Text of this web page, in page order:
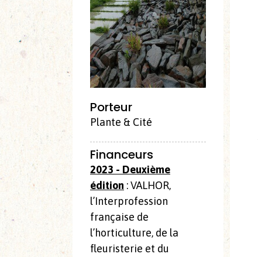
Porteur
Plante & Cité
Financeurs
2023 - Deuxième
édition : VALHOR,
l’Interprofession
française de
l’horticulture, de la
fleuristerie et du